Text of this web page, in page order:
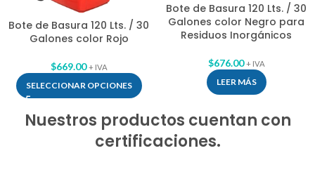
Bote de Basura 120 Lts. / 30
Galones color Rojo
$669.00 + IVA
SELECCIONAR OPCIONES
Bote de Basura 120 Lts. / 30
Galones color Negro para
Residuos Inorgánicos
$676.00 + IVA
LEER MÁS
Nuestros productos cuentan con
certificaciones.